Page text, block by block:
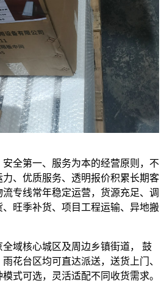
全第一、服务为本的经营原则，不
、优质服务、透明报价积累长期客
专线常年稳定运营，货源充足、调
旺季补货、项目工程运输、异地搬
域核心城区及周边乡镇街道， 鼓
花台区均可直达派送，送货上门、
式可选，灵活适配不同收货需求。